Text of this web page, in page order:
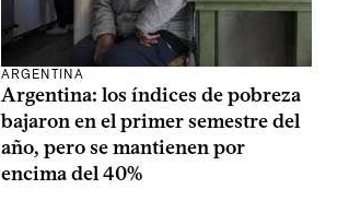
ARGENTINA
Argentina: los índices de pobreza
bajaron en el primer semestre del
año, pero se mantienen por
encima del 40%